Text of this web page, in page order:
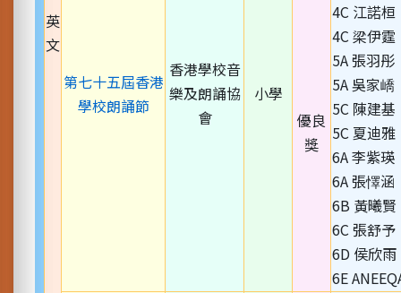
英
文
第七十五屆香港
學校朗誦節
香港學校音
樂及朗誦協
會
小學
優良
獎
4C 江諾桓
4C 梁伊霆
5A 張羽彤
5A 吳家嶠
5C 陳建基
5C 夏迪雅
6A 李紫瑛
6A 張懌涵
6B 黃曦賢
6C 張舒予
6D 侯欣雨
6E